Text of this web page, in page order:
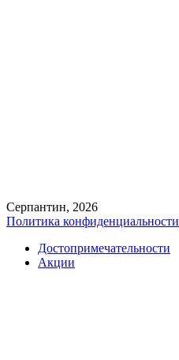
Серпантин, 2026
Политика конфиденциальности
Достопримечательности
Акции